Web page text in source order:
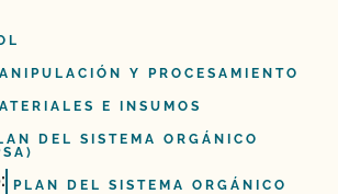
Y PROCESAMIENTO
E INSUMOS
DEL SISTEMA ORGÁNICO
PLAN DEL SISTEMA ORGÁNICO